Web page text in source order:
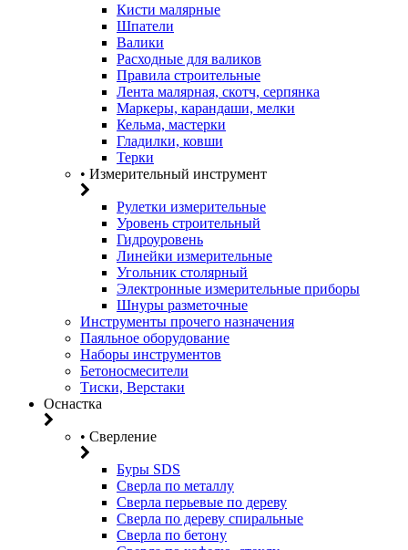
Кисти малярные
Шпатели
Валики
Расходные для валиков
Правила строительные
Лента малярная, скотч, серпянка
Маркеры, карандаши, мелки
Кельма, мастерки
Гладилки, ковши
Терки
• Измерительный инструмент
Рулетки измерительные
Уровень строительный
Гидроуровень
Линейки измерительные
Угольник столярный
Электронные измерительные приборы
Шнуры разметочные
Инструменты прочего назначения
Паяльное оборудование
Наборы инструментов
Бетоносмесители
Тиски, Верстаки
Оснастка
• Сверление
Буры SDS
Сверла по металлу
Сверла перьевые по дереву
Сверла по дереву спиральные
Сверла по бетону